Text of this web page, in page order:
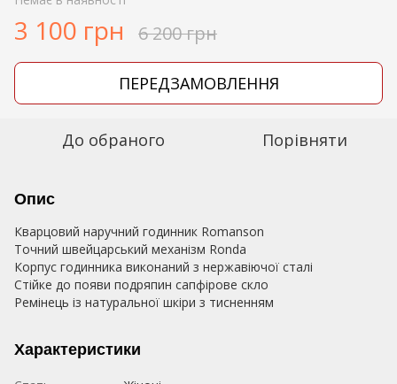
3 100 грн 6 200 грн
ПЕРЕДЗАМОВЛЕННЯ
До обраного Порівняти
Опис
Кварцовий наручний годинник Romanson
Точний швейцарський механізм Ronda
Корпус годинника виконаний з нержавіючої сталі
Стійке до появи подряпин сапфірове скло
Ремінець із натуральної шкіри з тисненням
Характеристики